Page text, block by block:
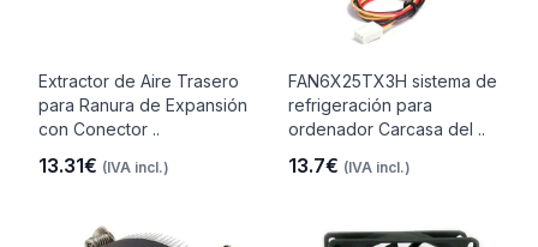
Extractor de Aire Trasero
para Ranura de Expansión
con Conector ..
13.31€ (IVA incl.)
FAN6X25TX3H sistema de
refrigeración para
ordenador Carcasa del ..
13.7€ (IVA incl.)